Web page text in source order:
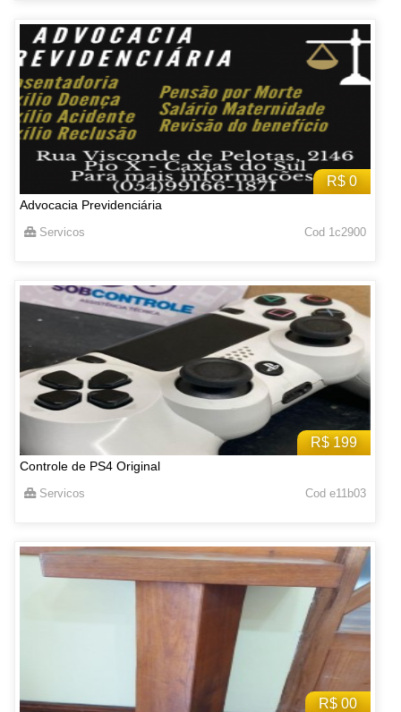
R$ 0
Advocacia Previdenciária
Servicos Cod 1c2900
R$ 199
Controle de PS4 Original
Servicos Cod e11b03
R$ 00